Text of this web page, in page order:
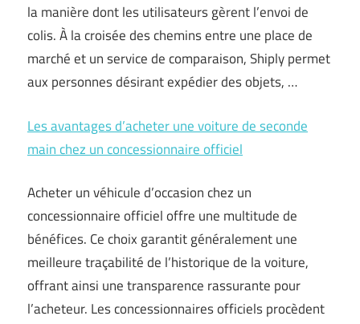
la manière dont les utilisateurs gèrent l’envoi de
colis. À la croisée des chemins entre une place de
marché et un service de comparaison, Shiply permet
aux personnes désirant expédier des objets, …
Les avantages d’acheter une voiture de seconde
main chez un concessionnaire officiel
Acheter un véhicule d’occasion chez un
concessionnaire officiel offre une multitude de
bénéfices. Ce choix garantit généralement une
meilleure traçabilité de l’historique de la voiture,
offrant ainsi une transparence rassurante pour
l’acheteur. Les concessionnaires officiels procèdent